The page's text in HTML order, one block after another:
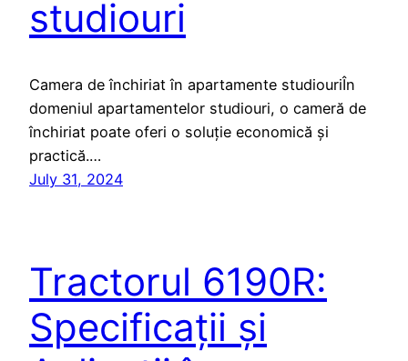
studiouri
Camera de închiriat în apartamente studiouriÎn
domeniul apartamentelor studiouri, o cameră de
închiriat poate oferi o soluție economică și
practică.…
July 31, 2024
Tractorul 6190R:
Specificații și